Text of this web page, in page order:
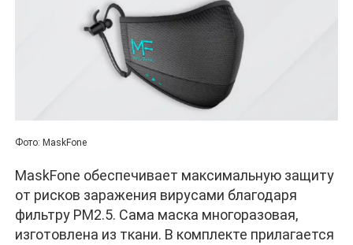
Фото: MaskFone
MaskFone обеспечивает максимальную защиту
от рисков заражения вирусами благодаря
фильтру PM2.5. Сама маска многоразовая,
изготовлена из ткани. В комплекте прилагается